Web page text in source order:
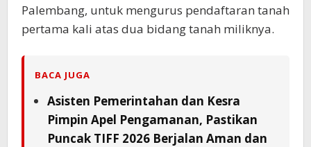
Palembang, untuk mengurus pendaftaran tanah
pertama kali atas dua bidang tanah miliknya.
BACA JUGA
Asisten Pemerintahan dan Kesra
Pimpin Apel Pengamanan, Pastikan
Puncak TIFF 2026 Berjalan Aman dan